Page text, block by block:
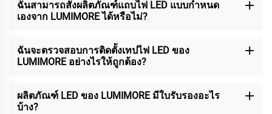
ฉันสามารถสั่งผลิตภัณฑ์แถบไฟ LED แบบกำหนด
เองจาก LUMIMORE ได้หรือไม่?
ฉันจะตรวจสอบการติดตั้งเทปไฟ LED ของ
LUMIMORE อย่างไรให้ถูกต้อง?
ผลิตภัณฑ์ LED ของ LUMIMORE มีใบรับรองอะไร
บ้าง?